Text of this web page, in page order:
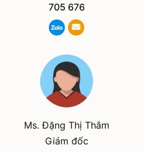
705 676
Ms. Đặng Thị Thắm
Giám đốc